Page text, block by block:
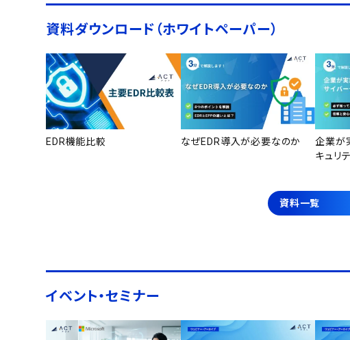
資料ダウンロード（ホワイトペーパー）
EDR機能比較 なぜEDR導入が必要なのか
企業が
キュリ
資料一覧
イベント・セミナー